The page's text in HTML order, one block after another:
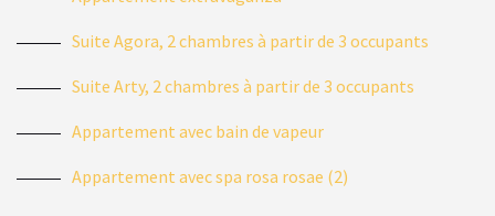
Suite Agora, 2 chambres à partir de 3 occupants
Suite Arty, 2 chambres à partir de 3 occupants
Appartement avec bain de vapeur
Appartement avec spa rosa rosae (2)